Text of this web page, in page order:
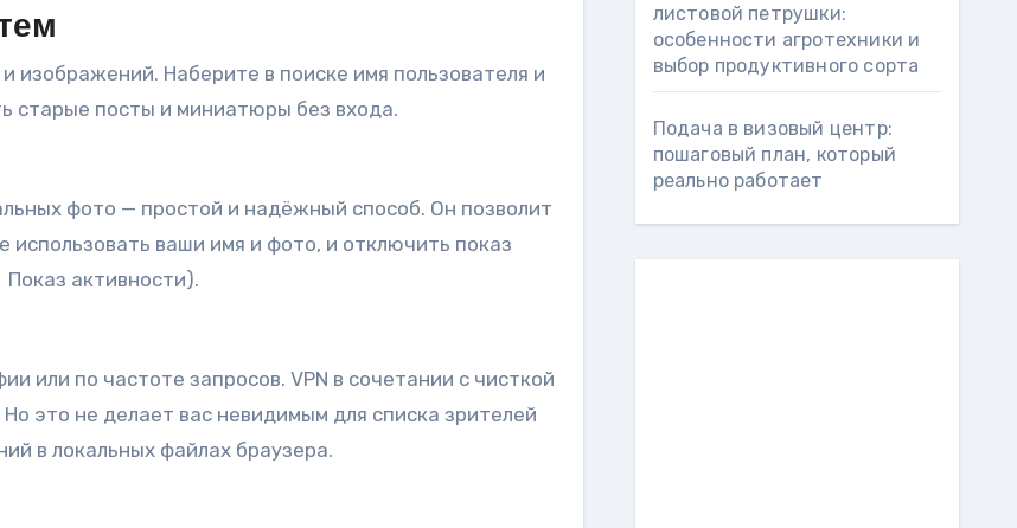
изображений. Наберите в поиске имя пользователя и
старые посты и миниатюры без входа.
фото — простой и надёжный способ. Он позволит
использовать ваши имя и фото, и отключить показ
активности).
или по частоте запросов. VPN в сочетании с чисткой
это не делает вас невидимым для списка зрителей
в локальных файлах браузера.
листовой петрушки:
особенности агротехники и
выбор продуктивного сорта
Подача в визовый центр:
пошаговый план, который
реально работает